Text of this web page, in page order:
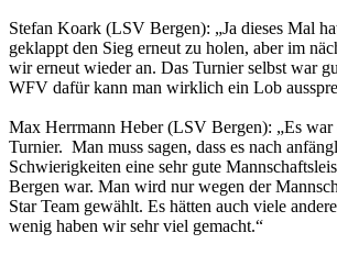
Stefan Koark (LSV Bergen): „Ja dieses Mal
geklappt den Sieg erneut zu holen, aber im
wir erneut wieder an. Das Turnier selbst war
WFV dafür kann man wirklich ein Lob
Max Herrmann Heber (LSV Bergen): „Es war
Turnier. Man muss sagen, dass es nach
Schwierigkeiten eine sehr gute
Bergen war. Man wird nur wegen der
Star Team gewählt. Es hätten auch viele
wenig haben wir sehr viel gemacht.“